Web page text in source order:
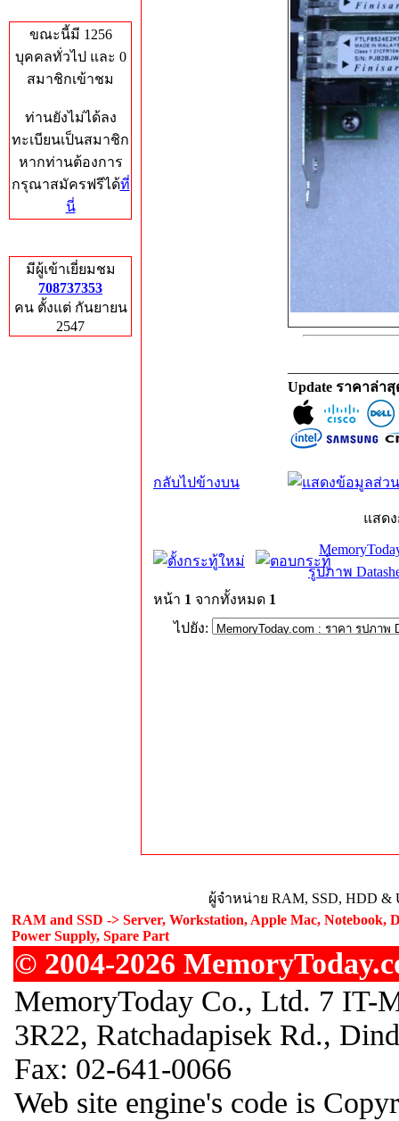
ขณะนี้มี 1256
บุคคลทั่วไป และ 0
สมาชิกเข้าชม
ท่านยังไม่ได้ลง
ทะเบียนเป็นสมาชิก
หากท่านต้องการ
กรุณาสมัครฟรีได้ที่
นี่
มีผู้เข้าเยี่ยมชม
708737353
คน ตั้งแต่ กันยายน
2547
Update ราคาล่า
กลับไปข้างบน
แสด
รูปภาพ
หน้า 1 จากทั้งหมด 1
ไปยัง:
ผู้จำหน่าย RAM, SSD, HDD &
RAM and SSD -> Server, Workstation, Apple Mac, Notebook,
Power Supply, Spare Part
© 2004-2026
MemoryToday Co., Ltd. 7 IT-
3R22, Ratchadapisek Rd.,
Fax: 02-641-0066
Web site engine's code is